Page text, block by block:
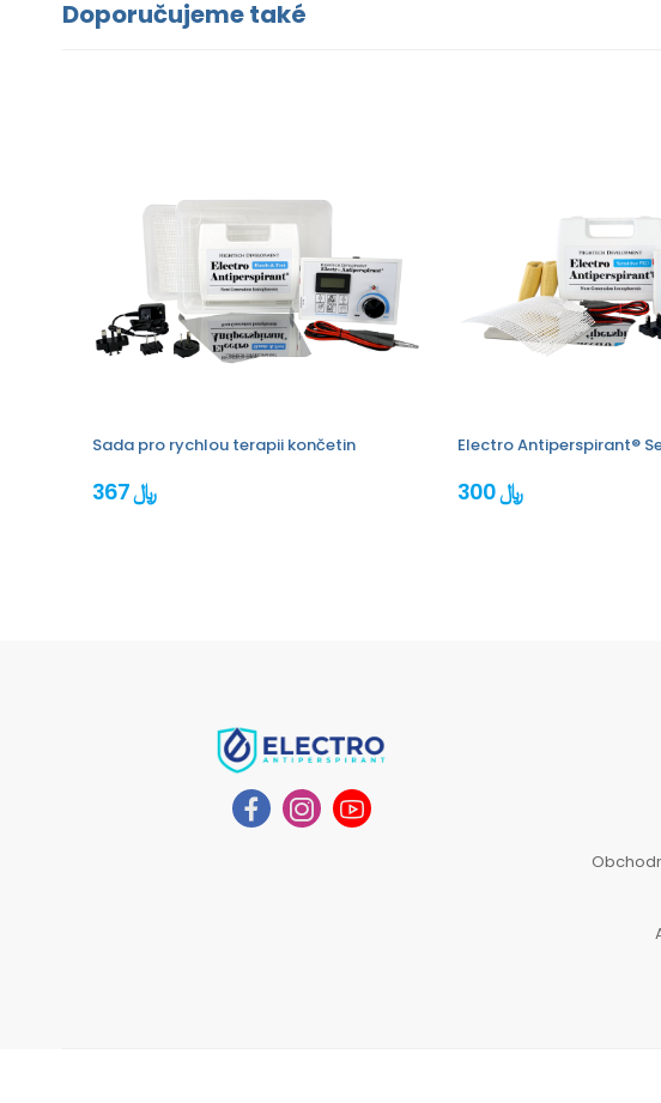
Doporučujeme také
Sada pro rychlou terapii končetin
367 ﷼
Electro Antiperspirant®
300 ﷼